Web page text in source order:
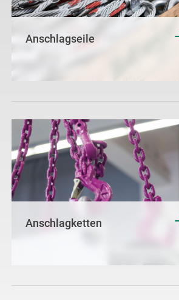
Anschlagseile
Anschlagketten